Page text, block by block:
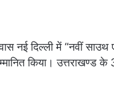
नई दिल्ली में “नवीं साउथ
किया। उत्तराखण्ड